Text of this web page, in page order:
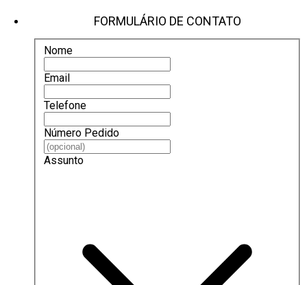
FORMULÁRIO DE CONTATO
Nome
Email
Telefone
Número Pedido
Assunto